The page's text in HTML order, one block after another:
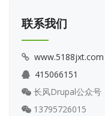
联系我们
www.5188jxt.com
415066151
长风Drupal公众号
13795726015